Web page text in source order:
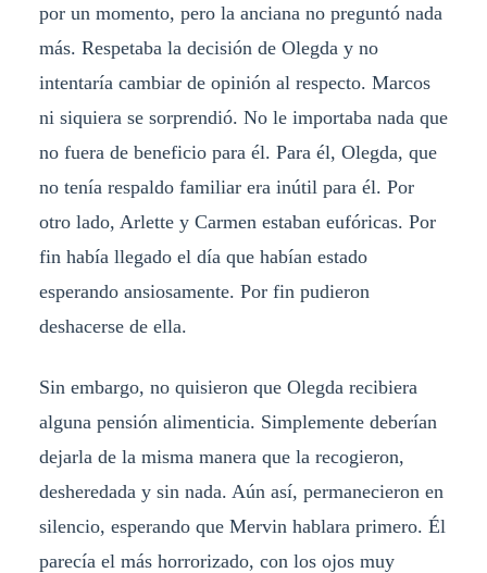
por un momento, pero la anciana no preguntó nada
más. Respetaba la decisión de Olegda y no
intentaría cambiar de opinión al respecto. Marcos
ni siquiera se sorprendió. No le importaba nada que
no fuera de beneficio para él. Para él, Olegda, que
no tenía respaldo familiar era inútil para él. Por
otro lado, Arlette y Carmen estaban eufóricas. Por
fin había llegado el día que habían estado
esperando ansiosamente. Por fin pudieron
deshacerse de ella.
Sin embargo, no quisieron que Olegda recibiera
alguna pensión alimenticia. Simplemente deberían
dejarla de la misma manera que la recogieron,
desheredada y sin nada. Aún así, permanecieron en
silencio, esperando que Mervin hablara primero. Él
parecía el más horrorizado, con los ojos muy